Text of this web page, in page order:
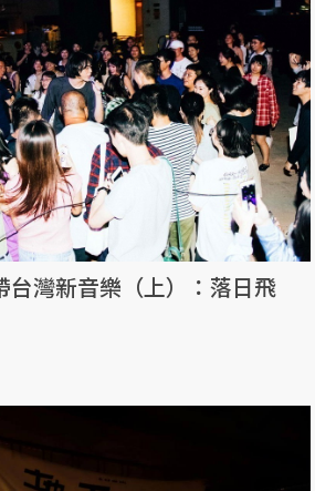
台灣新音樂（上）：落日飛